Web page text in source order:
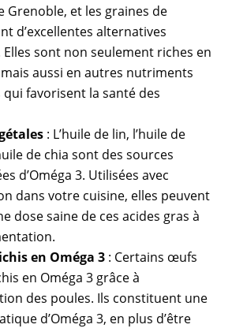
Grenoble, et les graines de
d’excellentes alternatives
Elles sont non seulement riches en
mais aussi en autres nutriments
qui favorisent la santé des
: L’huile de lin, l’huile de
de chia sont des sources
d’Oméga 3. Utilisées avec
dans votre cuisine, elles peuvent
dose saine de ces acides gras à
en Oméga 3: Certains œufs
en Oméga 3 grâce à
des poules. Ils constituent une
d’Oméga 3, en plus d’être